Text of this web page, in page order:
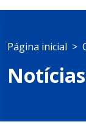
Página inicial
Notícias